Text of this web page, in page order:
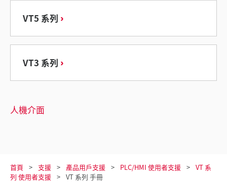
VT5 系列
VT3 系列
人機介面
首頁 支援 產品用戶支援 PLC/HMI 使用者支援
VT 系
列 使用者支援
VT 系列 手冊